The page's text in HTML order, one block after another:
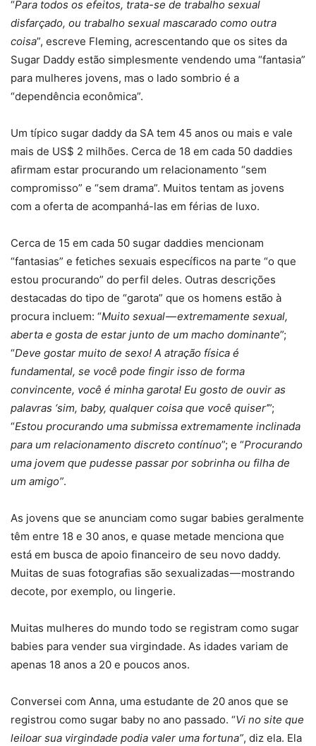
“Para todos os efeitos, trata-se de trabalho sexual
disfarçado, ou trabalho sexual mascarado como outra
coisa”, escreve Fleming, acrescentando que os sites da
Sugar Daddy estão simplesmente vendendo uma “fantasia”
para mulheres jovens, mas o lado sombrio é a
“dependência econômica”.
Um típico sugar daddy da SA tem 45 anos ou mais e vale
mais de US$ 2 milhões. Cerca de 18 em cada 50 daddies
afirmam estar procurando um relacionamento “sem
compromisso” e “sem drama”. Muitos tentam as jovens
com a oferta de acompanhá-las em férias de luxo.
Cerca de 15 em cada 50 sugar daddies mencionam
“fantasias” e fetiches sexuais específicos na parte “o que
estou procurando” do perfil deles. Outras descrições
destacadas do tipo de “garota” que os homens estão à
procura incluem: “Muito sexual — extremamente sexual,
aberta e gosta de estar junto de um macho dominante”;
“Deve gostar muito de sexo! A atração física é
fundamental, se você pode fingir isso de forma
convincente, você é minha garota! Eu gosto de ouvir as
palavras ‘sim, baby, qualquer coisa que você quiser’”;
“Estou procurando uma submissa extremamente inclinada
para um relacionamento discreto contínuo”; e “Procurando
uma jovem que pudesse passar por sobrinha ou filha de
um amigo”.
As jovens que se anunciam como sugar babies geralmente
têm entre 18 e 30 anos, e quase metade menciona que
está em busca de apoio financeiro de seu novo daddy.
Muitas de suas fotografias são sexualizadas — mostrando
decote, por exemplo, ou lingerie.
Muitas mulheres do mundo todo se registram como sugar
babies para vender sua virgindade. As idades variam de
apenas 18 anos a 20 e poucos anos.
Conversei com Anna, uma estudante de 20 anos que se
registrou como sugar baby no ano passado. “Vi no site que
leiloar sua virgindade podia valer uma fortuna”, diz ela. Ela